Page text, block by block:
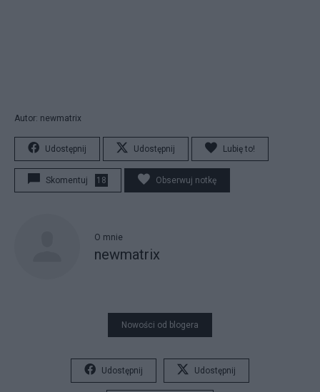
Autor: newmatrix
Udostępnij Udostępnij Lubię to!
Skomentuj 18 Obserwuj notkę
O mnie
newmatrix
Nowości od blogera
Udostępnij Udostępnij